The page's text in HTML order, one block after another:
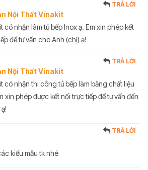
Nội Thất Vinakit
TRẢ LỜI
có nhận làm tủ bếp Inox ạ. Em xin phép kết
để tư vấn cho Anh (chị) ạ!
Nội Thất Vinakit
TRẢ LỜI
có nhận thi công tủ bếp làm bằng chất liệu
xin phép được kết nối trực tiếp để tư vấn đến
TRẢ LỜI
kiểu mẫu tk nhé